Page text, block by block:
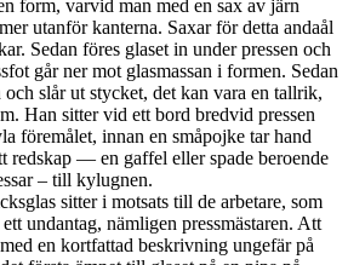
form, varvid man med en sax av järn
utanför kanterna. Saxar för detta andaål
Sedan föres glaset in under pressen och
går ner mot glasmassan i formen. Sedan
slår ut stycket, det kan vara en tallrik,
Han sitter vid ett bord bredvid pressen
föremålet, innan en småpojke tar hand
redskap — en gaffel eller spade beroende
– till kylugnen.
sitter i motsats till de arbetare, som
undantag, nämligen pressmästaren. Att
en kortfattad beskrivning ungefär på